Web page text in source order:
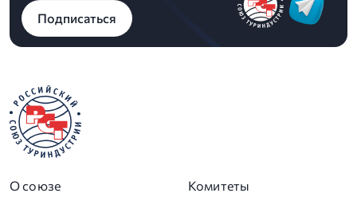
Подписаться
О союзе
Комитеты